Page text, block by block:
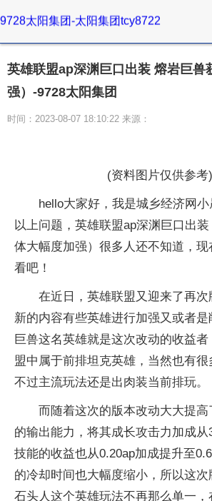
9728太阳集团-太阳集团tcy8722
英雄联盟ap深渊巨口出装 熔岩巨兽
强）-9728太阳集团
时间：2023-08-07 18:10:22 来源：
(资料图片仅供参考)
hello大家好，我是城乡经济网
以上问题，英雄联盟ap深渊巨口出
体大幅度加强）很多人还不知道，
看吧！
在近日，英雄联盟又迎来了再
新的内容有些英雄进行加强又或者
巨兽这名英雄就是这次改动的收益
盟中属于前排坦克英雄，当然也有
不过主流玩法还是出肉装当前排玩。
而随着这次的版本改动大大提
的输出能力，将其成长攻击力加成从
技能的收益也从0.20ap加成提升至
的冷却时间也大幅度缩小，所以这
石头人这个英雄玩法不再那么单一